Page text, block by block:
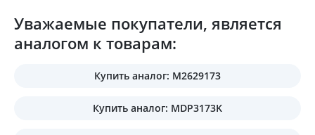
Уважаемые покупатели, является
аналогом к товарам:
Купить аналог: M2629173
Купить аналог: MDP3173K